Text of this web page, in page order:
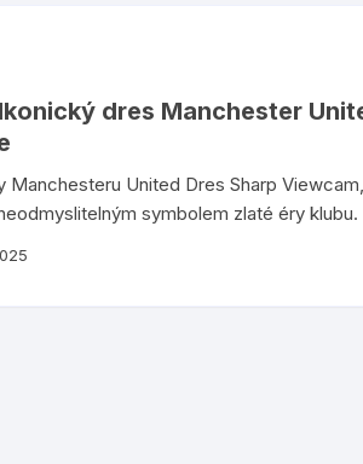
dres Manchester
Manchesteru United Dres Sharp
symbolem zlaté éry